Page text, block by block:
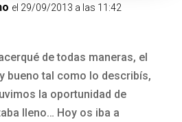
el 29/09/2013 a las 11:42
de todas maneras, el
bueno tal como lo describís,
la oportunidad de
lleno… Hoy os iba a